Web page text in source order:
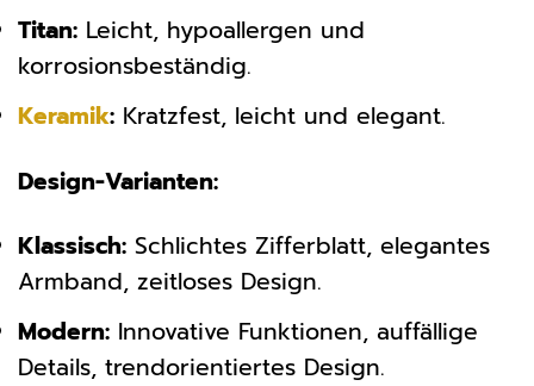
Titan: Leicht, hypoallergen und
korrosionsbeständig.
Keramik: Kratzfest, leicht und elegant.
Design-Varianten:
Klassisch: Schlichtes Zifferblatt, elegantes
Armband, zeitloses Design.
Modern: Innovative Funktionen, auffällige
Details, trendorientiertes Design.